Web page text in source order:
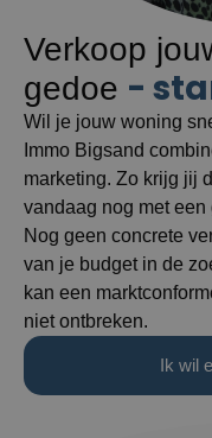
Verkoop
gedoe -
Wil je jouw woning
Immo Bigsand
marketing. Zo krijg jij
vandaag nog met een
Nog geen concrete
van je budget in de
kan een
niet ontbreken.
Ik wil